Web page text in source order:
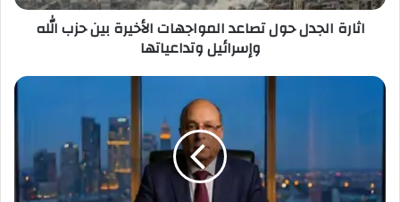
اثارة الجدل حول تصاعد المواجهات الأخيرة بين حزب الله
وإسرائيل وتداعياتها